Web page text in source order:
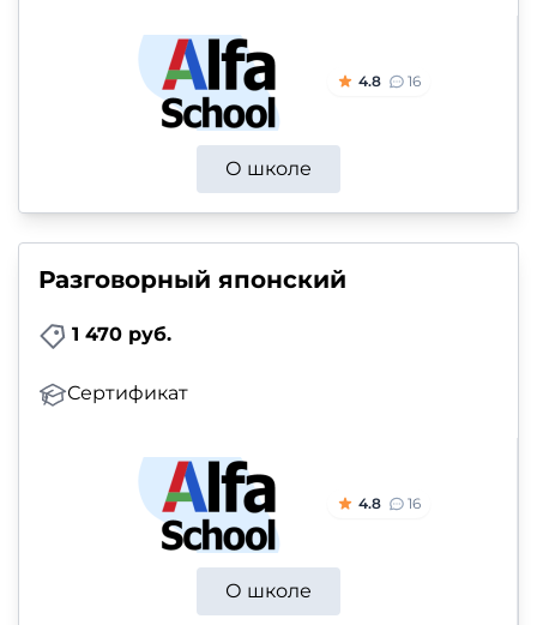
4.8 16
О школе
Разговорный японский
1 470 руб.
Сертификат
4.8 16
О школе